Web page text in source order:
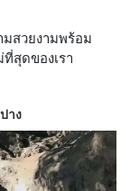
สวยงามพร้อม
สุดของเรา
าง